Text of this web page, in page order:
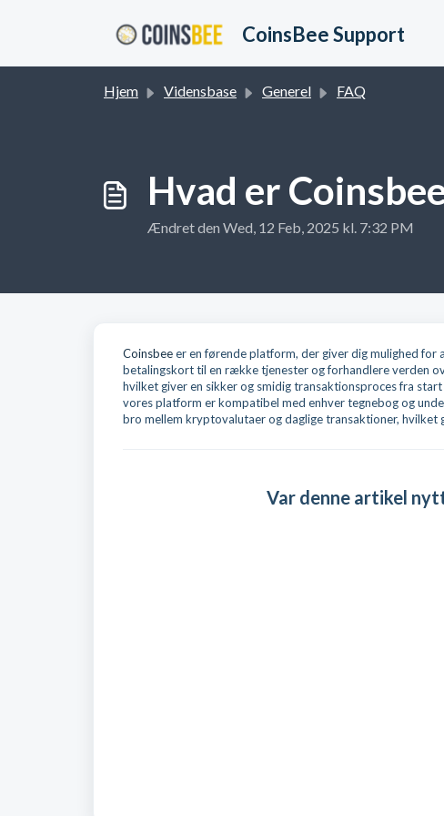
CoinsBee Support
Hjem Vidensbase Generel FAQ
Hvad er
Ændret den Wed, 12 Feb, 2025 kl. 7:32 PM
Coinsbeeer en førende platform, der giver dig mulighed
betalingskort til en række tjenester og forhandlere verden
hvilket giver en sikker og smidig transaktionsproces fra
vores platform er kompatibel med enhver tegnebog og
bro mellem kryptovalutaer og daglige transaktioner,
Var denne artikel